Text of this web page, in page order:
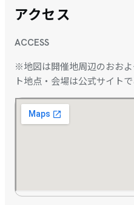
アクセス
ACCESS
※地図は開催地周辺のおお
ト地点・会場は公式サイト